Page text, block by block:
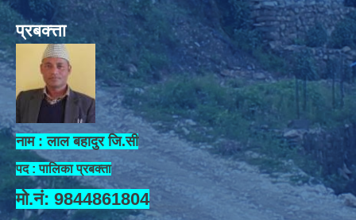
प्रबक्त्ता
नाम : लाल बहादुर जि.सी
पद : पालिका प्रबक्ता
मो.नं: 9844861804